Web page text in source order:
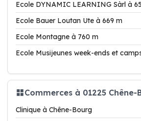
Ecole DYNAMIC LEARNING Sàrl à
Ecole Bauer Loutan Ute à 669 m
Ecole Montagne à 760 m
Ecole Musijeunes week-ends et
Commerces à 01225 Chêne-
Clinique à Chêne-Bourg